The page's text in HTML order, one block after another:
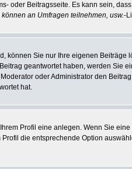
oder Beitragsseite. Es kann sein,
an Umfragen teilnehmen, usw.-
können Sie nur Ihre eigenen
geantwortet haben, werden
oder Administrator den
hat.
Profil eine anlegen. Wenn Sie
die entsprechende Option